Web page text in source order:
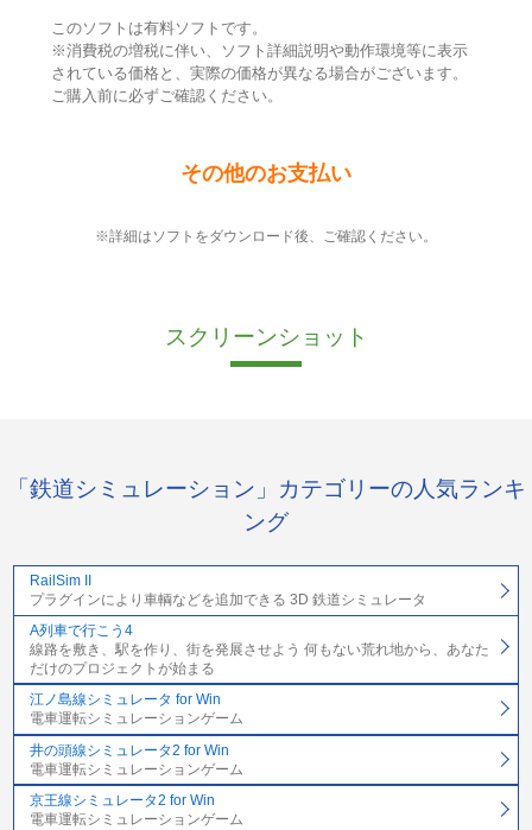
このソフトは有料ソフトです。
※消費税の増税に伴い、ソフト詳細説明や動作環境等に表示
されている価格と、実際の価格が異なる場合がございます。
ご購入前に必ずご確認ください。
その他のお支払い
※詳細はソフトをダウンロード後、ご確認ください。
スクリーンショット
「鉄道シミュレーション」カテゴリーの人気ランキ
ング
RailSim II
プラグインにより車輌などを追加できる 3D 鉄道シミュレータ
A列車で行こう4
線路を敷き、駅を作り、街を発展させよう 何もない荒れ地から、あなた
だけのプロジェクトが始まる
江ノ島線シミュレータ for Win
電車運転シミュレーションゲーム
井の頭線シミュレータ2 for Win
電車運転シミュレーションゲーム
京王線シミュレータ2 for Win
電車運転シミュレーションゲーム